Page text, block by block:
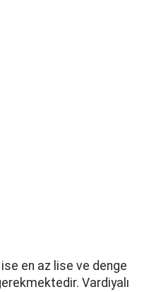
en az lise ve denge
Vardiyalı